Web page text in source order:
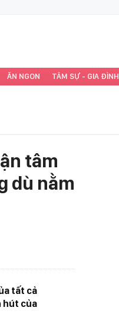
ĂN NGON TÂM SỰ - GIA ĐÌNH
tâm
dù nằm
tất cả
hút của